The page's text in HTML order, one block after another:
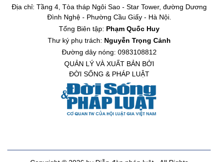
Địa chỉ: Tầng 4, Tòa tháp Ngôi Sao - Star Tower, đường Dương
Đình Nghệ - Phường Cầu Giấy - Hà Nội.
Tổng Biên tập: Phạm Quốc Huy
Thư ký phụ trách: Nguyễn Trọng Cảnh
Đường dây nóng: 0983108812
QUẢN LÝ VÀ XUẤT BẢN BỞI
ĐỜI SỐNG & PHÁP LUẬT